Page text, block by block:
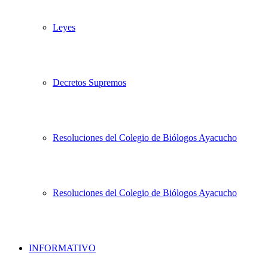
Leyes
Decretos Supremos
Resoluciones del Colegio de Biólogos Ayacucho
Resoluciones del Colegio de Biólogos Ayacucho
INFORMATIVO